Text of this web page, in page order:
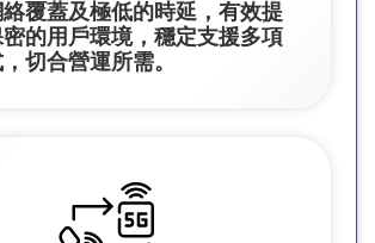
覆蓋及極低的時延，有效提
的用戶環境，穩定支援多項
切合營運所需。